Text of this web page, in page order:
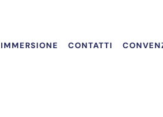
CONTATTI